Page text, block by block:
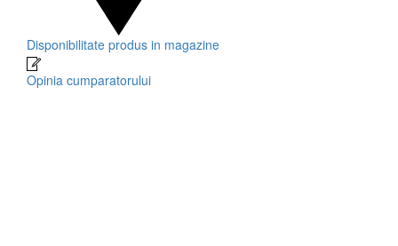
Disponibilitate produs in magazine
Opinia cumparatorului